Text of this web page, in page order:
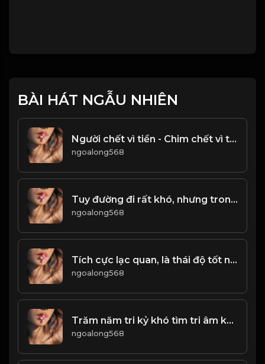
BÀI HÁT NGẪU NHIÊN
Người chết vì tiền - Chim chết vì tiền! Đạo
ngoalong568
Tuy đường đi rất khó, nhưng trong lòng phải có một niềm tin. - không được thua - & Đạo
ngoalong568
Tích cực lạc quan, là thái độ tốt nhất trong cuộc sống!
ngoalong568
Trăm năm tri kỷ khó tìm tri âm khó gặp,bạn hiền khó quen Bất chợt mà chẳng bất ngờ,tưởng Là tình cờ,ai ngờ lại là phận duyên
ngoalong568